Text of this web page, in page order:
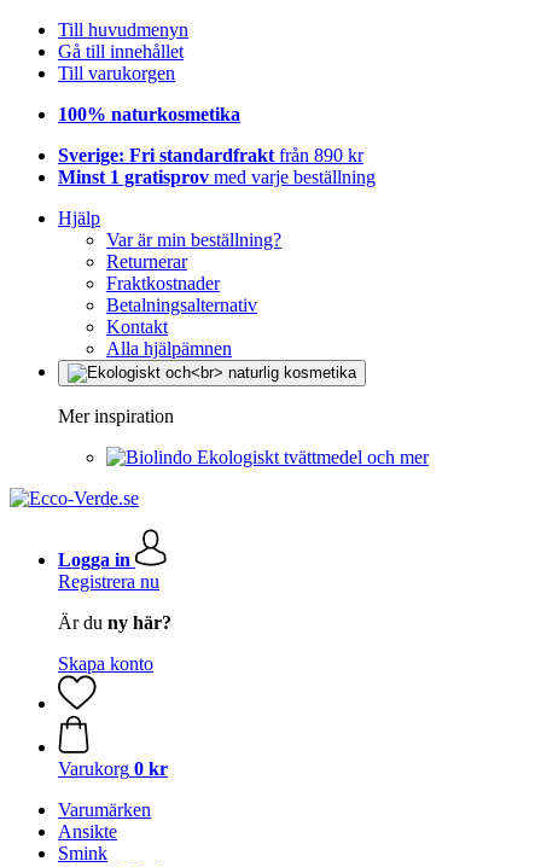
Till huvudmenyn
Gå till innehållet
Till varukorgen
100% naturkosmetika
Sverige: Fri standardfrakt från 890 kr
Minst 1 gratisprov med varje beställning
Hjälp
Var är min beställning?
Returnerar
Fraktkostnader
Betalningsalternativ
Kontakt
Alla hjälpämnen
Mer inspiration
Ekologiskt tvättmedel och mer
Logga in
Registrera nu
Är du ny här?
Skapa konto
Varukorg 0 kr
Varumärken
Ansikte
Smink